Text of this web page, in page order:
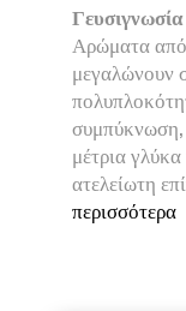
Γευσιγνωσία
Αρώματα
μεγαλώνουν
συμπύκνωση,
μέτρια
ατελείωτη
περισσότερα